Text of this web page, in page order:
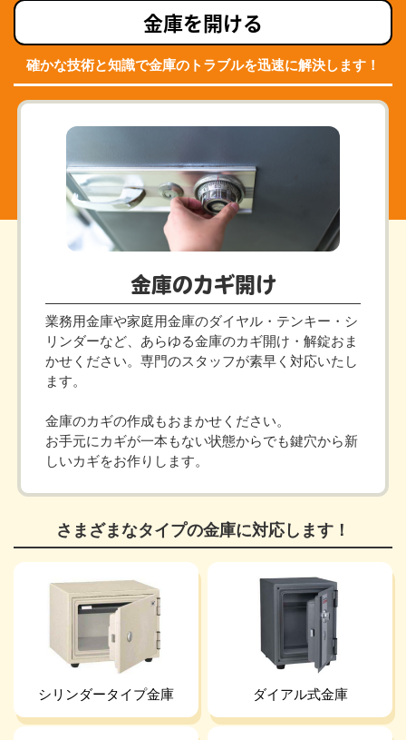
金庫を開ける
確かな技術と知識で金庫のトラブルを迅速に解決します！
金庫のカギ開け
業務用金庫や家庭用金庫のダイヤル・テンキー・シ
リンダーなど、あらゆる金庫のカギ開け・解錠おま
かせください。専門のスタッフが素早く対応いたし
ます。
金庫のカギの作成もおまかせください。
お手元にカギが一本もない状態からでも鍵穴から新
しいカギをお作りします。
さまざまなタイプの金庫に対応します！
シリンダータイプ金庫 ダイアル式金庫